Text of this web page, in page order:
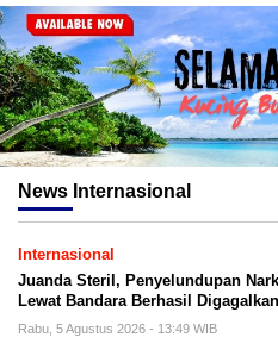
News Internasional
Internasional
Juanda Steril, Penyelundupan
Lewat Bandara Berhasil Digagalkan
Rabu, 5 Agustus 2026 - 13:49 WIB